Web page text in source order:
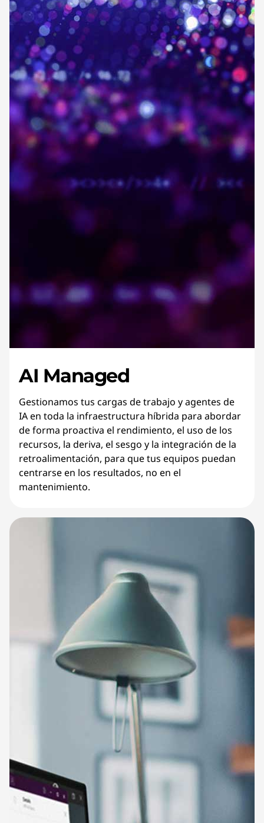
AI Managed
Gestionamos tus cargas de trabajo y agentes de
IA en toda la infraestructura híbrida para abordar
de forma proactiva el rendimiento, el uso de los
recursos, la deriva, el sesgo y la integración de la
retroalimentación, para que tus equipos puedan
centrarse en los resultados, no en el
mantenimiento.